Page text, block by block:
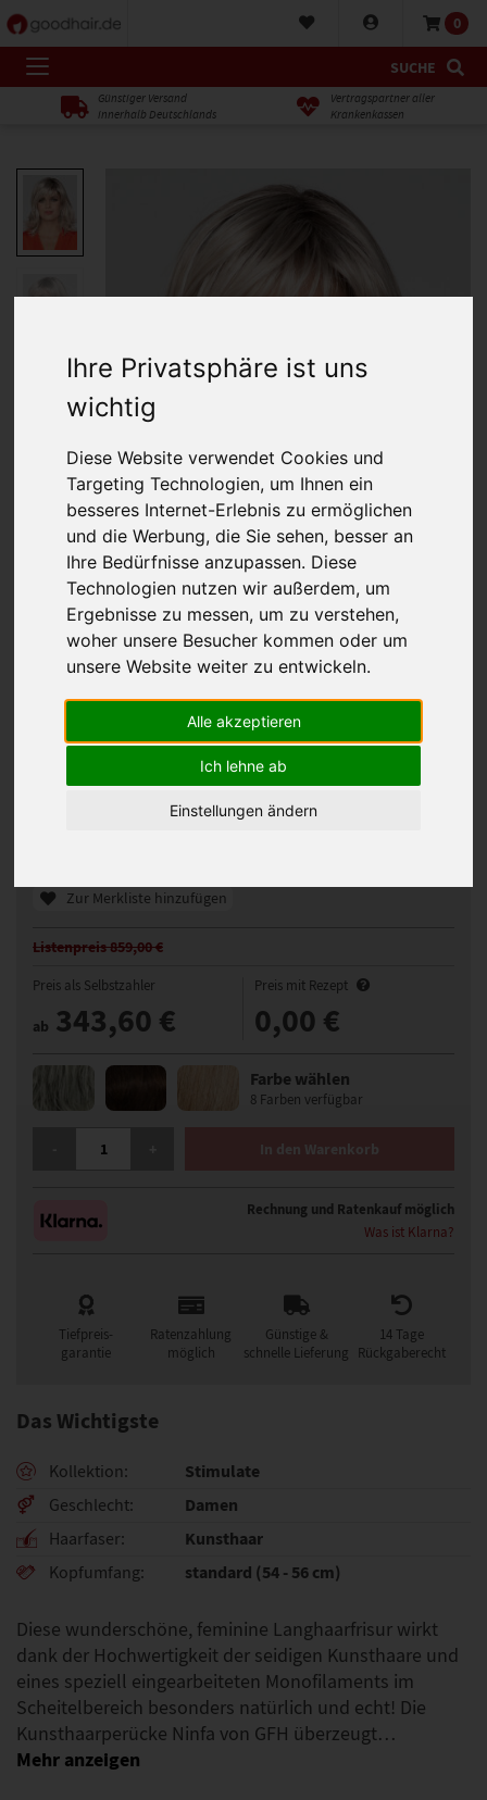
Ihre Privatsphäre ist uns
wichtig
Diese Website verwendet Cookies und
Targeting Technologien, um Ihnen ein
besseres Internet-Erlebnis zu ermöglichen
und die Werbung, die Sie sehen, besser an
Ihre Bedürfnisse anzupassen. Diese
Technologien nutzen wir außerdem, um
Ergebnisse zu messen, um zu verstehen,
woher unsere Besucher kommen oder um
unsere Website weiter zu entwickeln.
Alle akzeptieren
Ich lehne ab
Einstellungen ändern
0
SUCHE
Günstiger Versand
innerhalb Deutschlands
Vertragspartner aller
Krankenkassen
GFH Ninfa Perücke
Zur Merkliste hinzufügen
Listenpreis 859,00 €
Preis als Selbstzahler
ab 343,60 €
Preis mit Rezept
0,00 €
Farbe wählen
8 Farben verfügbar
In den Warenkorb
Rechnung und Ratenkauf möglich
Was ist Klarna?
Tiefpreis-
garantie
Ratenzahlung
möglich
Günstige &
schnelle Lieferung
14 Tage
Rückgaberecht
Das Wichtigste
Kollektion Stimulate
Geschlecht Damen
Haarfaser Kunsthaar
Kopfumfang standard (54 - 56 cm)
Diese wunderschöne, feminine Langhaarfrisur wirkt
dank der Hochwertigkeit der seidigen Kunsthaare und
eines speziell eingearbeiteten Monofilaments im
Scheitelbereich besonders natürlich und echt! Die
Kunsthaarperücke Ninfa von GFH überzeugt…